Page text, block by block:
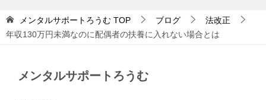
メンタルサポートろうむ TOP ブログ
法改正
年収130万円未満なのに配偶者の扶養に入れない場合とは
メンタルサポートろうむ